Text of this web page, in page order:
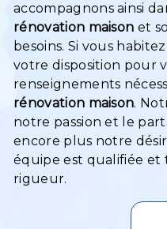
accompagnons ainsi
rénovation maison et
besoins. Si vous habitez
votre disposition pour
renseignements
rénovation maison.
notre passion et le
encore plus notre
équipe est qualifiée et
rigueur.